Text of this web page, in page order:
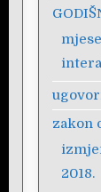
zakon
2018.